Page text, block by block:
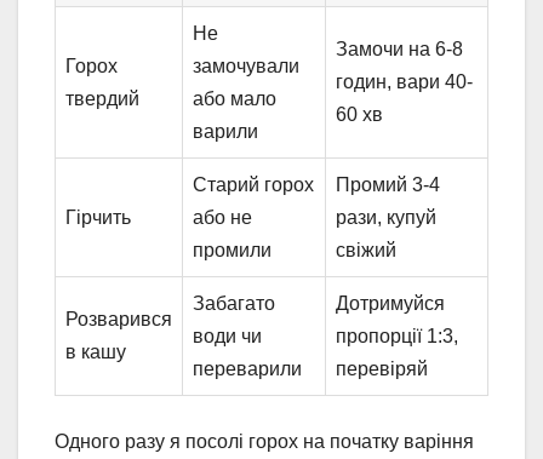
Горох
твердий
Не
замочували
або мало
варили
Замочи на 6-8
годин, вари 40-
60 хв
Гірчить
Старий горох
або не
промили
Промий 3-4
рази, купуй
свіжий
Розварився
в кашу
Забагато
води чи
переварили
Дотримуйся
пропорції 1:3,
перевіряй
Одного разу я посолі горох на початку варіння